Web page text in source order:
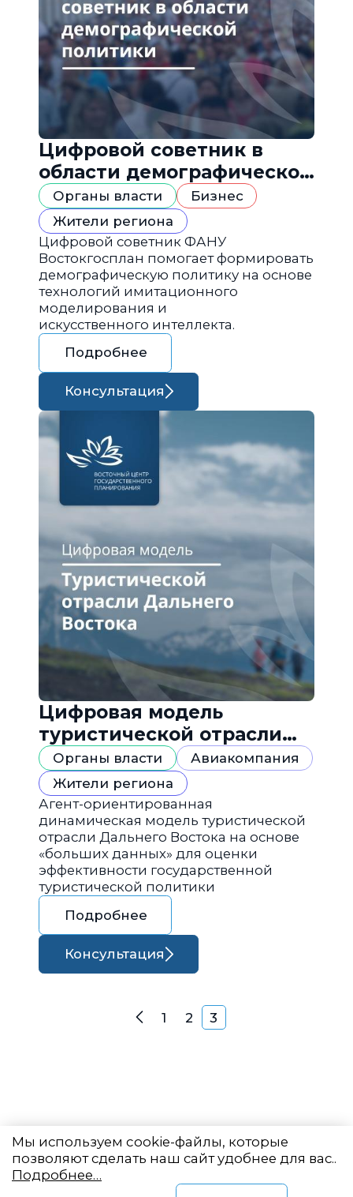
Цифровой советник в
области демографической
политики
Органы власти
Бизнес
Жители региона
Цифровой советник ФАНУ
Востокгосплан помогает формировать
демографическую политику на основе
технологий имитационного
моделирования и
искусственного интеллекта.
Подробнее
Консультация
Цифровая модель
туристической отрасли
Дальнего Востока
Органы власти
Авиакомпания
Жители региона
Агент-ориентированная
динамическая модель туристической
отрасли Дальнего Востока на основе
«больших данных» для оценки
эффективности государственной
туристической политики
Подробнее
Консультация
Навигация по
Назад
1 2 3
Мы используем cookie-файлы, которые
позволяют сделать наш сайт удобнее для вас..
Подробнее…